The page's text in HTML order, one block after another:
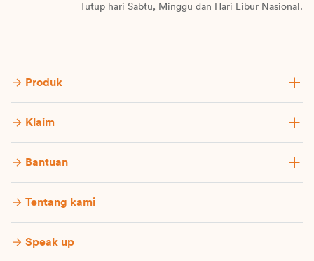
Tutup hari Sabtu, Minggu dan Hari Libur Nasional.
Produk
Klaim
Bantuan
Tentang kami
Speak up